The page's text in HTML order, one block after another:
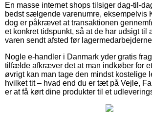
En masse internet shops tilsiger dag-til-
bedst sælgende varenumre, eksempelvis
dog er påkrævet at transaktionen
et konkret tidspunkt, så at de har udsigt til
varen sendt afsted før
Nogle e-handler i Danmark yder gratis
tilfælde afkræver det at man indkøber for et
øvrigt kan man tage den mindst kostelige
hvilket tit – hvad end du er tæt på Vejle,
er at få kørt dine produkter til et